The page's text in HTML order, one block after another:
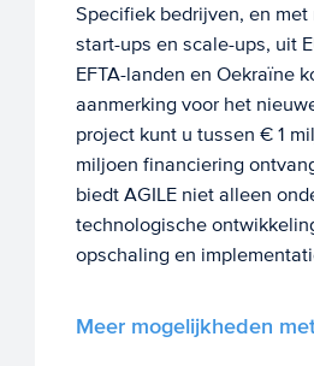
Specifiek bedrijven, en met
start-ups en scale-ups, uit
EFTA-landen en Oekraïne
aanmerking voor het
project kunt u tussen € 1
miljoen financiering
biedt AGILE niet alleen
technologische
opschaling en
Meer mogelijkheden